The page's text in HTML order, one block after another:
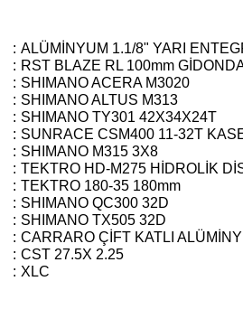
: ALÜMİNYUM 1.1/8" YARI
: RST BLAZE RL 100mm
: SHIMANO ACERA M3020
: SHIMANO ALTUS M313
: SHIMANO TY301 42X34X24T
: SUNRACE CSM400 11-32T
: SHIMANO M315 3X8
: TEKTRO HD-M275 HİDROLİK
: TEKTRO 180-35 180mm
: SHIMANO QC300 32D
: SHIMANO TX505 32D
: CARRARO ÇİFT KATLI
: CST 27.5X 2.25
: XLC